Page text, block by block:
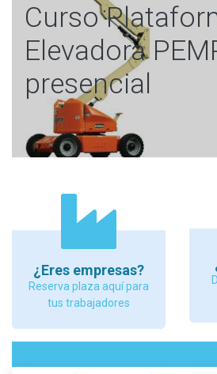
Curso
Elevadora
presencial
¿Eres empresas?
Reserva plaza aquí para
tus trabajadores